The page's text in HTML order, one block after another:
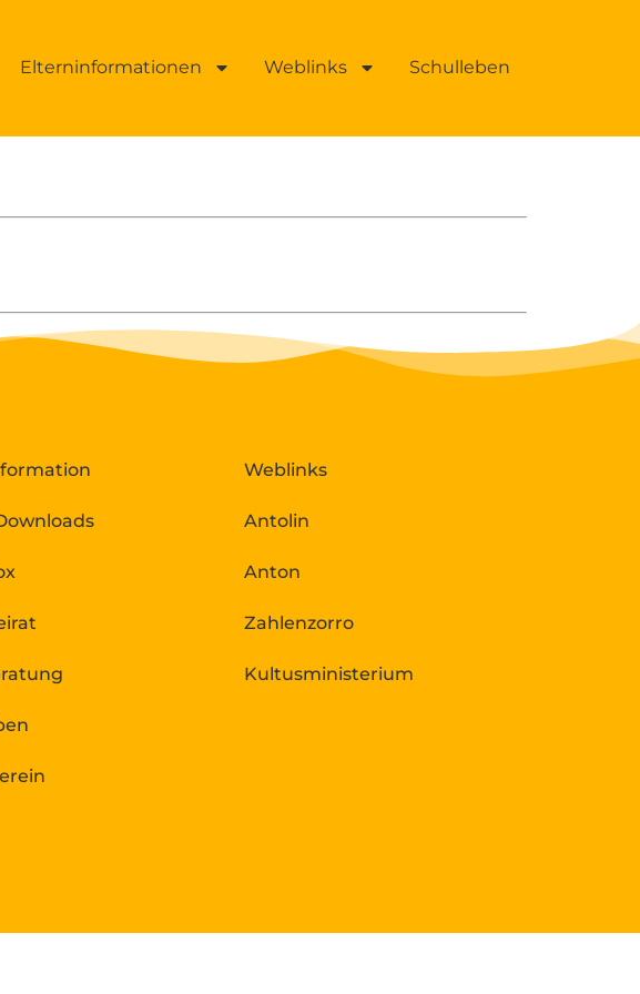
Elterninformationen Weblinks Schulleben
Weblinks
Antolin
Anton
Zahlenzorro
Kultusministerium